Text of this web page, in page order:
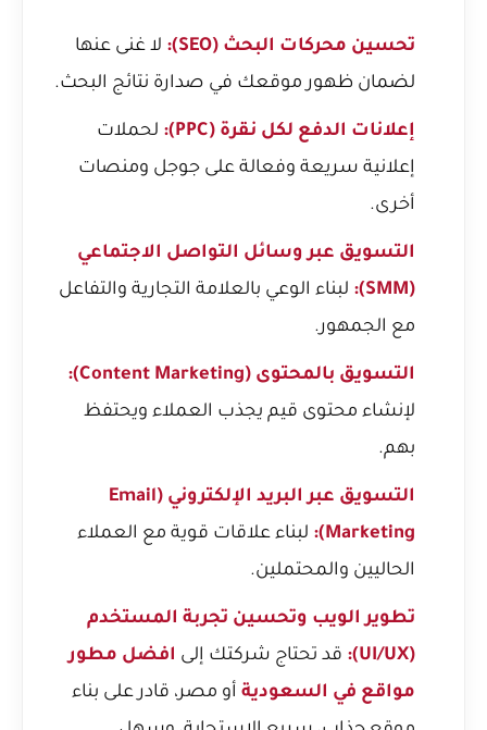
تحسين محركات البحث (SEO):
لا غنى عنها
لضمان ظهور موقعك في صدارة نتائج البحث.
إعلانات الدفع لكل نقرة (PPC):
لحملات
إعلانية سريعة وفعالة على جوجل ومنصات
أخرى.
التسويق عبر وسائل التواصل الاجتماعي
(SMM):
لبناء الوعي بالعلامة التجارية والتفاعل
مع الجمهور.
التسويق بالمحتوى (Content Marketing):
لإنشاء محتوى قيم يجذب العملاء ويحتفظ
بهم.
التسويق عبر البريد الإلكتروني (Email
Marketing):
لبناء علاقات قوية مع العملاء
الحاليين والمحتملين.
تطوير الويب وتحسين تجربة المستخدم
(UI/UX):
قد تحتاج شركتك إلى افضل مطور
مواقع في السعودية أو مصر، قادر على بناء